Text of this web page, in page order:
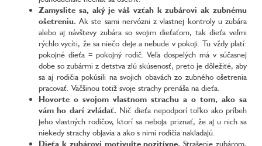
Zamyslite sa, aký je váš vzťah k zubárovi ak zubnému
ošetreniu. Ak ste sami nervózni z vlastnej kontroly u zubára
alebo aj návštevy zubára so svojim dieťaťom, tak dieťa veľmi
rýchlo vycíti, že sa niečo deje a nebude v pokoji. Tu vždy platí:
pokojné dieťa = pokojný rodič. Veľa dospelých má v súčasnej
dobe so zubármi z detstva zlú skúsenosť, preto je dôležité, aby
sa aj rodičia pokúsili na svojich obavách zo zubného ošetrenia
pracovať. Väčšinou totiž svoje strachy prenáša na dieťa.
Hovorte o svojom vlastnom strachu a o tom, ako sa
vám ho darí zvládať. Nič dieťa nepodporí toľko ako príbeh
jeho vlastných rodičov, ktorí sa neboja priznať, že aj u nich sa
niekedy strachy objavia a ako s nimi rodičia nakladajú.
Dieťa k zubárovi motivujte pozitívne. Strašenie zubárom,